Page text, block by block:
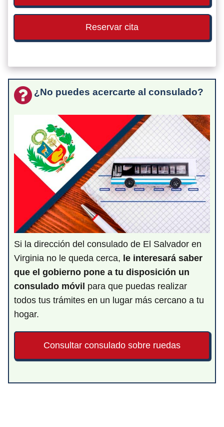
Reservar cita
¿No puedes acercarte al consulado?
Si la dirección del consulado de El Salvador en
Virginia no le queda cerca, le interesará saber
que el gobierno pone a tu disposición un
consulado móvil para que puedas realizar
todos tus trámites en un lugar más cercano a tu
hogar.
Consultar consulado sobre ruedas